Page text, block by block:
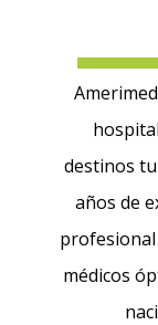
destinos
años de
médicos